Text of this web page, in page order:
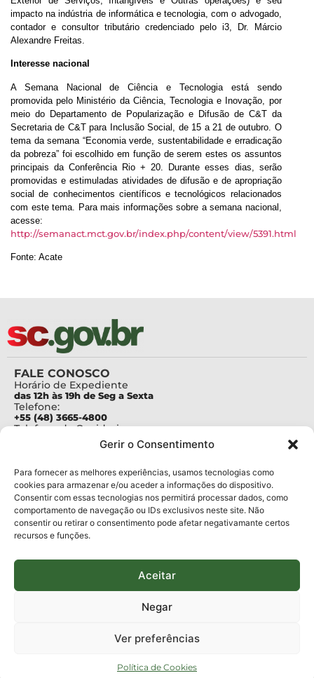
Gerir o Consentimento
Para fornecer as melhores experiências, usamos tecnologias como
cookies para armazenar e/ou aceder a informações do dispositivo.
Consentir com essas tecnologias nos permitirá processar dados, como
comportamento de navegação ou IDs exclusivos neste site. Não
consentir ou retirar o consentimento pode afetar negativamante certos
recursos e funções.
Aceitar
Negar
Ver preferências
Política de Cookies
impacto na indústria de informática e tecnologia, com o advogado,
contador e consultor tributário credenciado pelo i3, Dr. Márcio
Alexandre Freitas.
Interesse nacional
A Semana Nacional de Ciência e Tecnologia está sendo
promovida pelo Ministério da Ciência, Tecnologia e Inovação, por
meio do Departamento de Popularização e Difusão de C&T da
Secretaria de C&T para Inclusão Social, de 15 a 21 de outubro. O
tema da semana “Economia verde, sustentabilidade e erradicação
da pobreza” foi escolhido em função de serem estes os assuntos
principais da Conferência Rio + 20. Durante esses dias, serão
promovidas e estimuladas atividades de difusão e de apropriação
social de conhecimentos científicos e tecnológicos relacionados
com este tema. Para mais informações sobre a semana nacional,
acesse:
http://semanact.mct.gov.br/index.php/content/view/5391.html
Fonte: Acate
FALE CONOSCO
Horário de Expediente
das 12h às 19h de Seg a Sexta
Telefone:
+55 (48) 3665-4800
Telefone da Ouvidoria
Para assuntos relacionados à Pesquisa
pesquisa@fapesc.sc.gov.br
Para assuntos relacionados à Inovação
inovacao@fapesc.sc.gov.br
Para assuntos relacionados à Bolsas
bolsas@fapesc.sc.gov.br
Para assuntos relacionados à Prestação de Contas
Para assuntos relacionados à Plataforma
plataforma@fapesc.sc.gov.br
Jair Artur da Silva dpo@fapesc.sc.gov.br 3665-4831
km 01, Módulo 12A, Edifício Fapesc / Celta, 5° andar